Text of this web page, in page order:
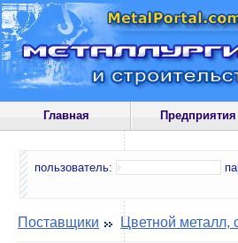
Главная Предприятия
пользователь:
Поставщики Цветной металл,